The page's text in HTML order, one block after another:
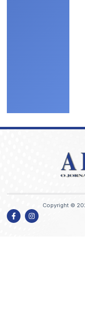
Copyright ©